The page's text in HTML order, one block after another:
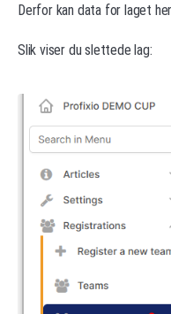
Derfor kan data for laget
Slik viser du slettede lag: